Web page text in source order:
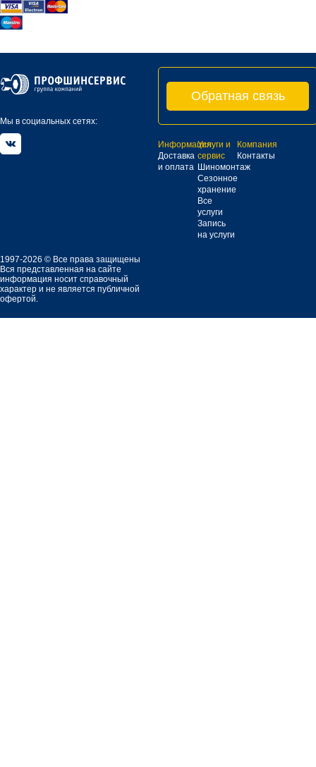
Мы в социальных сетях:
Обратная связь
Информация
Доставка
и оплата
Услуги и
сервис
Шиномонтаж
Сезонное
хранение
Все
услуги
Запись
на услуги
Компания
Контакты
1997-2026 © Все права защищены
Вся представленная на сайте
информация носит справочный
характер и не является публичной
офертой.